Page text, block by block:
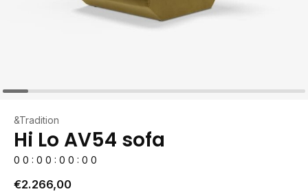
&Tradition
Hi Lo AV54 sofa
0 0 : 0 0 : 0 0 : 0 0
€2.266,00